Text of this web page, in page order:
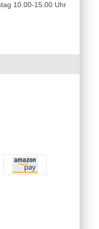
10.00-15.00 Uhr